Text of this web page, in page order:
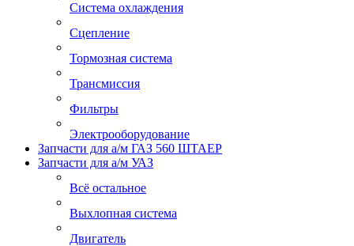
Система охлаждения
Сцепление
Тормозная система
Трансмиссия
Фильтры
Электрооборудование
Запчасти для а/м ГАЗ 560 ШТАЕР
Запчасти для а/м УАЗ
Всё остальное
Выхлопная система
Двигатель